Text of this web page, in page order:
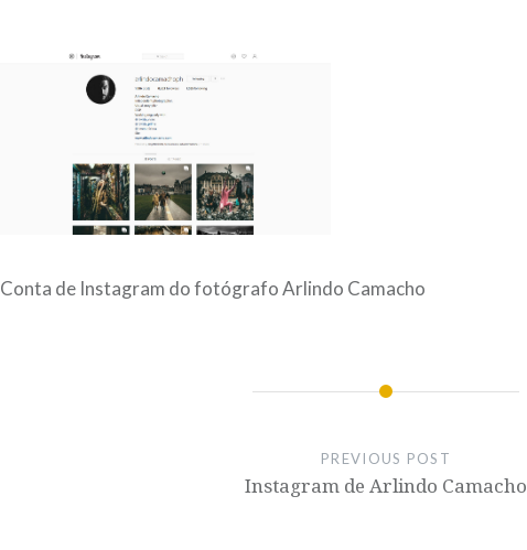
Conta de Instagram do fotógrafo Arlindo Camacho
PREVIOUS POST
Instagram de Arlindo Camacho